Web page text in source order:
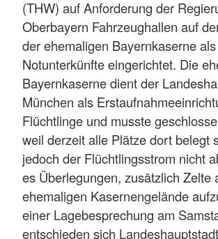
(THW) auf Anforderung der
Oberbayern Fahrzeughallen auf
der ehemaligen Bayernkaserne als
Notunterkünfte eingerichtet. Die
Bayernkaserne dient der
München als
Flüchtlinge und musste
weil derzeit alle Plätze dort belegt
jedoch der Flüchtlingsstrom nicht
es Überlegungen, zusätzlich Zelte
ehemaligen Kasernengelände
einer Lagebesprechung am
entschieden sich